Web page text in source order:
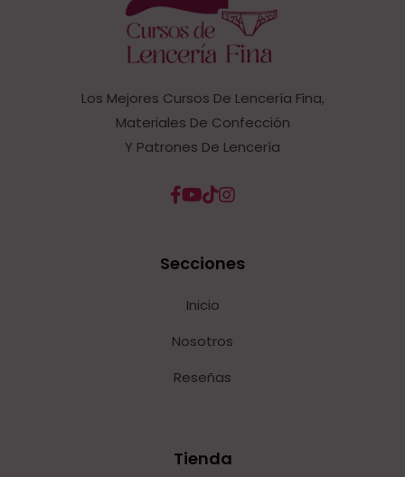
Los Mejores Cursos De Lencería Fina,
Materiales De Confección
Y Patrones De Lencería
Secciones
Inicio
Nosotros
Reseñas
Tienda